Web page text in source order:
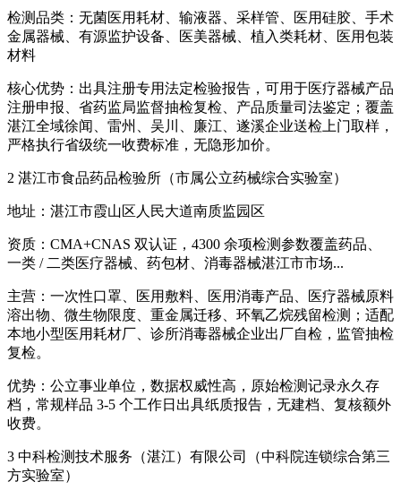
检测品类：无菌医用耗材、输液器、采样管、医用硅胶、手术
金属器械、有源监护设备、医美器械、植入类耗材、医用包装
材料
核心优势：出具注册专用法定检验报告，可用于医疗器械产品
注册申报、省药监局监督抽检复检、产品质量司法鉴定；覆盖
湛江全域徐闻、雷州、吴川、廉江、遂溪企业送检上门取样，
严格执行省级统一收费标准，无隐形加价。
2 湛江市食品药品检验所（市属公立药械综合实验室）
地址：湛江市霞山区人民大道南质监园区
资质：CMA+CNAS 双认证，4300 余项检测参数覆盖药品、
一类 / 二类医疗器械、药包材、消毒器械湛江市市场...
主营：一次性口罩、医用敷料、医用消毒产品、医疗器械原料
溶出物、微生物限度、重金属迁移、环氧乙烷残留检测；适配
本地小型医用耗材厂、诊所消毒器械企业出厂自检，监管抽检
复检。
优势：公立事业单位，数据权威性高，原始检测记录永久存
档，常规样品 3-5 个工作日出具纸质报告，无建档、复核额外
收费。
3 中科检测技术服务（湛江）有限公司（中科院连锁综合第三
方实验室）